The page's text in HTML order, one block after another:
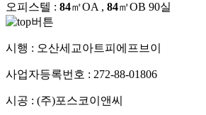
오피스텔 : 84㎡OA , 84㎡OB 90실
시행 : 오산세교아트피에프브이
사업자등록번호 : 272-88-01806
시공 : (주)포스코이앤씨